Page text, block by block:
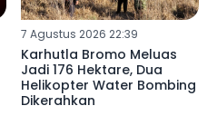
7 Agustus 2026 22:39
Karhutla Bromo Meluas
Jadi 176 Hektare, Dua
Helikopter Water Bombing
Dikerahkan